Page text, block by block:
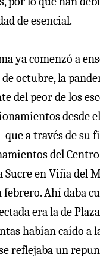
de esencial.
ya comenzó a
octubre, la
del peor de los
desde
que a través de su
del
Sucre en Viña del
Ahí daba
era la de
habían caído a
reflejaba un